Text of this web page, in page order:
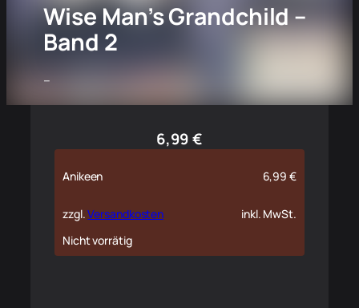
Wise Man’s Grandchild –
Band 2
–
6,99€
Anikeen 6,99€
zzgl.Versandkosten
inkl. MwSt.
Nicht vorrätig